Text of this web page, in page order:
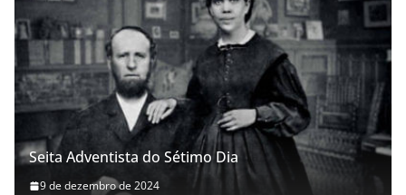
Seita Adventista do Sétimo Dia
9 de dezembro de 2024